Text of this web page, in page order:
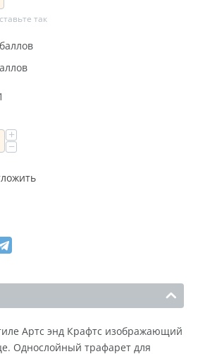
так
+
−
Артс энд Крафтс изображающий
Однослойный трафарет для